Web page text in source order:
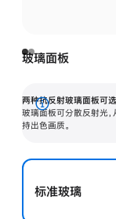
玻璃面板
两种抗反射玻璃面板可选
玻璃面板可分散反射光
持出色画质。
展
开
标准玻璃